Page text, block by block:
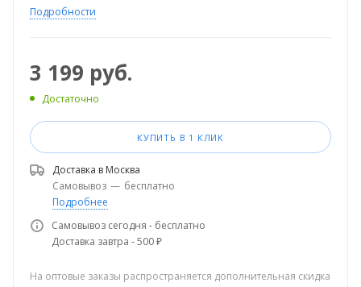
Подробности
3 199 руб.
Достаточно
КУПИТЬ В 1 КЛИК
Доставка в Москва
Самовывоз — бесплатно
Подробнее
Самовывоз сегодня - бесплатно
Доставка завтра - 500 ₽
На оптовые заказы распространяется дополнительная скидка